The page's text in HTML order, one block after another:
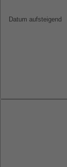
Datum aufsteigend